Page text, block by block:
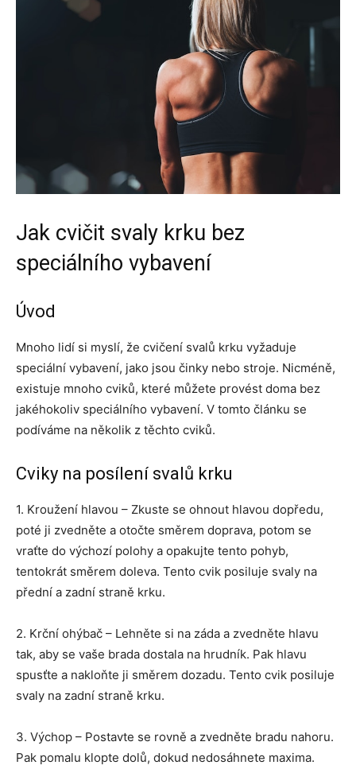
Jak cvičit svaly krku bez
speciálního vybavení
Úvod
Mnoho lidí si myslí, že cvičení svalů krku vyžaduje
speciální vybavení, jako jsou činky nebo stroje. Nicméně,
existuje mnoho cviků, které můžete provést doma bez
jakéhokoliv speciálního vybavení. V tomto článku se
podíváme na několik z těchto cviků.
Cviky na posílení svalů krku
1. Kroužení hlavou – Zkuste se ohnout hlavou dopředu,
poté ji zvedněte a otočte směrem doprava, potom se
vraťte do výchozí polohy a opakujte tento pohyb,
tentokrát směrem doleva. Tento cvik posiluje svaly na
přední a zadní straně krku.
2. Krční ohýbač – Lehněte si na záda a zvedněte hlavu
tak, aby se vaše brada dostala na hrudník. Pak hlavu
spusťte a nakloňte ji směrem dozadu. Tento cvik posiluje
svaly na zadní straně krku.
3. Výchop – Postavte se rovně a zvedněte bradu nahoru.
Pak pomalu klopte dolů, dokud nedosáhnete maxima.